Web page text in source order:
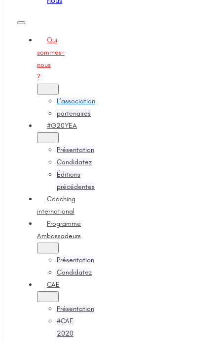
Qui
sommes-
nous
?
L’association
partenaires
#G20YEA
Présentation
Candidatez
Éditions
précédentes
Coaching
international
Programme
Ambassadeurs
Présentation
Candidatez
CAE
Présentation
#CAE
2020